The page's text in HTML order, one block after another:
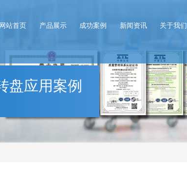
网站首页 产品展示 成功案例 新闻资讯 关于我们
盘应用案例